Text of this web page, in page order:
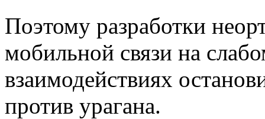
Поэтому разработки
мобильной связи на
взаимодействиях
против урагана.